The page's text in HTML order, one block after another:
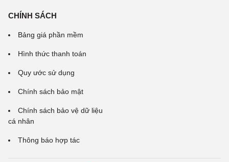
CHÍNH SÁCH
Bảng giá phần mềm
Hình thức thanh toán
Quy ước sử dụng
Chính sách bảo mật
Chính sách bảo vệ dữ liệu
cá nhân
Thông báo hợp tác